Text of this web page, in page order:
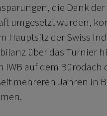
die Dank
umgesetzt wurden,
Hauptsitz der Swiss
über das Turnier
auf dem Bürodach
mehreren Jahren in